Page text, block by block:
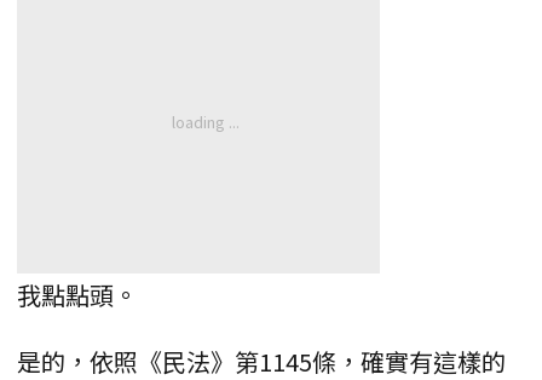
我點點頭。
是的，依照《民法》第1145條，確實有這樣的